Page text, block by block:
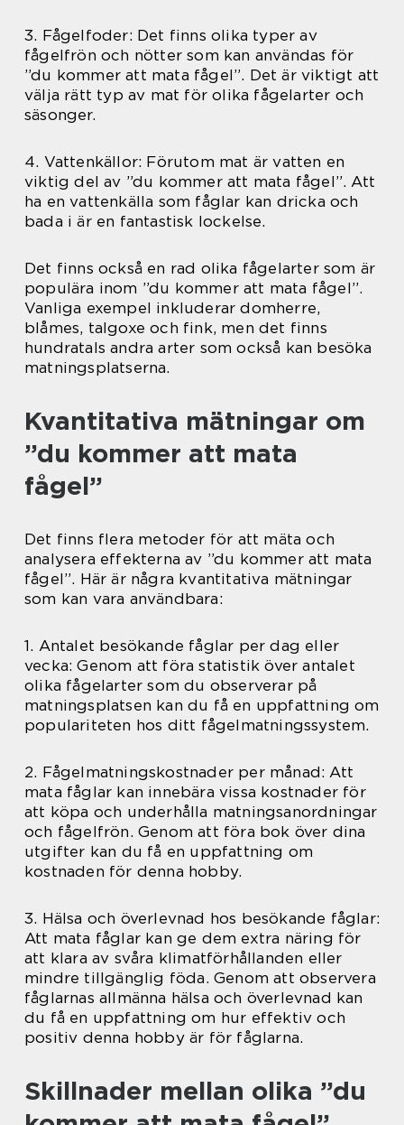
3. Fågelfoder: Det finns olika typer av
fågelfrön och nötter som kan användas för
”du kommer att mata fågel”. Det är viktigt att
välja rätt typ av mat för olika fågelarter och
säsonger.
4. Vattenkällor: Förutom mat är vatten en
viktig del av ”du kommer att mata fågel”. Att
ha en vattenkälla som fåglar kan dricka och
bada i är en fantastisk lockelse.
Det finns också en rad olika fågelarter som är
populära inom ”du kommer att mata fågel”.
Vanliga exempel inkluderar domherre,
blåmes, talgoxe och fink, men det finns
hundratals andra arter som också kan besöka
matningsplatserna.
Kvantitativa mätningar om
”du kommer att mata
fågel”
Det finns flera metoder för att mäta och
analysera effekterna av ”du kommer att mata
fågel”. Här är några kvantitativa mätningar
som kan vara användbara:
1. Antalet besökande fåglar per dag eller
vecka: Genom att föra statistik över antalet
olika fågelarter som du observerar på
matningsplatsen kan du få en uppfattning om
populariteten hos ditt fågelmatningssystem.
2. Fågelmatningskostnader per månad: Att
mata fåglar kan innebära vissa kostnader för
att köpa och underhålla matningsanordningar
och fågelfrön. Genom att föra bok över dina
utgifter kan du få en uppfattning om
kostnaden för denna hobby.
3. Hälsa och överlevnad hos besökande fåglar:
Att mata fåglar kan ge dem extra näring för
att klara av svåra klimatförhållanden eller
mindre tillgänglig föda. Genom att observera
fåglarnas allmänna hälsa och överlevnad kan
du få en uppfattning om hur effektiv och
positiv denna hobby är för fåglarna.
Skillnader mellan olika ”du